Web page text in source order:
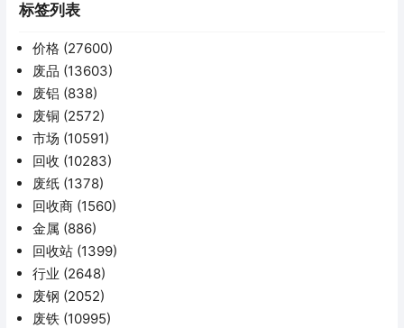
标签列表
价格 (27600)
废品 (13603)
废铝 (838)
废铜 (2572)
市场 (10591)
回收 (10283)
废纸 (1378)
回收商 (1560)
金属 (886)
回收站 (1399)
行业 (2648)
废钢 (2052)
废铁 (10995)